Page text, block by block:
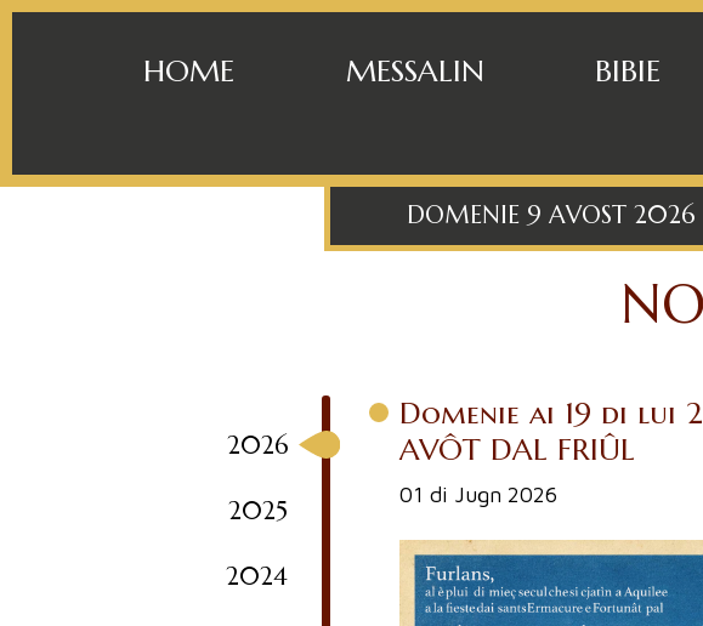
HOME MESSALIN BIBIE
DOMENIE 9 AVOST 2026
2026
2025
2024
Domenie ai 19 di lui
AVÔT DAL FRIÛL
01 di Jugn 2026